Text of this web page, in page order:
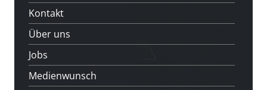
Kontakt
Über uns
Jobs
Medienwunsch